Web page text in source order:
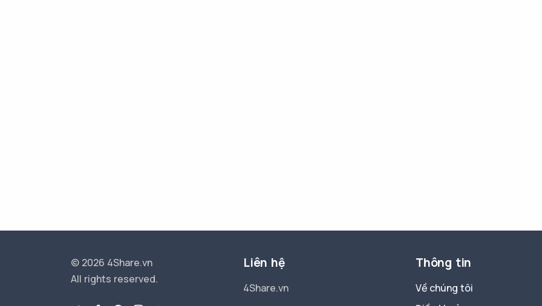
© 2026 4Share.vn
All rights reserved.
Liên hệ
4Share.vn
Thông tin
Về chúng tôi